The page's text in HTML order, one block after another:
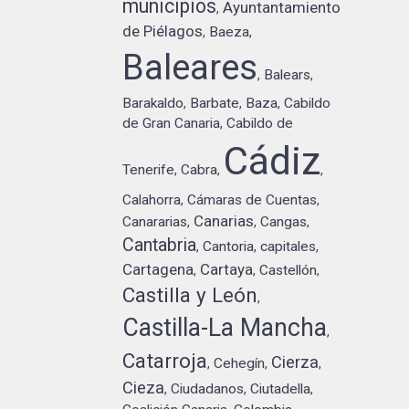
municipios,Ayuntantamiento
de Piélagos, Baeza,
Baleares, Balears,
Barakaldo, Barbate, Baza,Cabildo
de Gran Canaria,Cabildo de
Tenerife,Cabra, Cádiz,
Calahorra,Cámaras de Cuentas,
Canararias, Canarias,Cangas,
Cantabria,Cantoria,capitales,
Cartagena, Cartaya,Castellón,
Castilla y León,
Castilla-La Mancha,
Catarroja,Cehegín, Cierza,
Cieza,Ciudadanos,Ciutadella,